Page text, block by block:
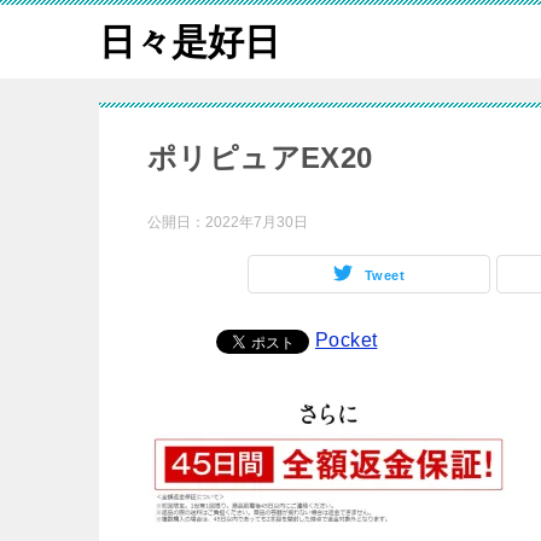
日々是好日
ポリピュアEX20
公開日： 2022年7月30日
Tweet
Pocket